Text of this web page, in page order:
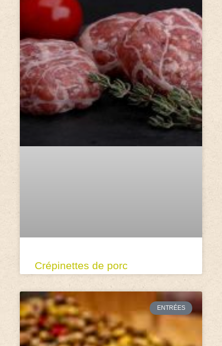
Crépinettes de porc
ENTRÉES